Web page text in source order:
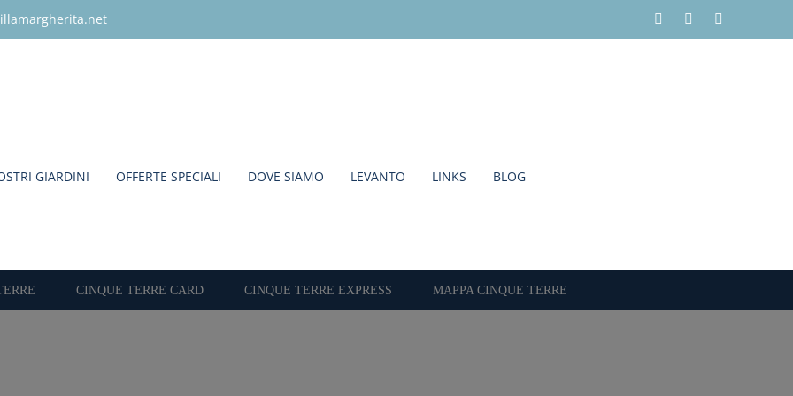
FacebookInstagram
GIARDINI OFFERTE SPECIALI DOVE SIAMO LEVANTO LINKS BLOG
CINQUE TERRE CARD CINQUE TERRE EXPRESS MAPPA CINQUE TERRE